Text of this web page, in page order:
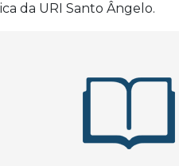
da URI Santo Ângelo.